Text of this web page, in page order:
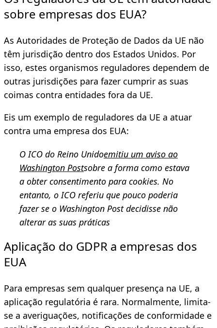
sobre empresas dos EUA?
As Autoridades de Proteção de Dados da UE não
têm jurisdição dentro dos Estados Unidos. Por
isso, estes organismos reguladores dependem de
outras jurisdições para fazer cumprir as suas
coimas contra entidades fora da UE.
Eis um exemplo de reguladores da UE a atuar
contra uma empresa dos EUA:
O ICO do Reino Unidoemitiu um aviso ao
Washington Postsobre a forma como estava
a obter consentimento para cookies. No
entanto, o ICO referiu que pouco poderia
fazer se o Washington Post decidisse não
alterar as suas práticas
Aplicação do GDPR a empresas dos
EUA
Para empresas sem qualquer presença na UE, a
aplicação regulatória é rara. Normalmente, limita-
se a averiguações, notificações de conformidade e